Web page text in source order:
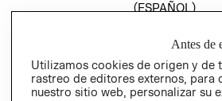
(ESPAÑOL)
Y ÉTICA
Antes de
Utilizamos cookies de origen y de
rastreo de editores externos,
nuestro sitio web, personalizar su